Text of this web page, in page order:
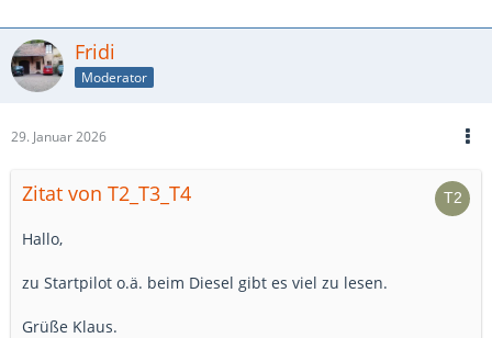
Fridi
Moderator
29. Januar 2026
Zitat von T2_T3_T4
Hallo,
zu Startpilot o.ä. beim Diesel gibt es viel zu lesen.
Grüße Klaus.